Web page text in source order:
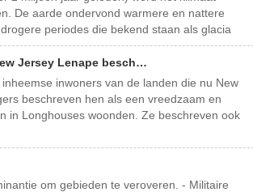
De aarde ondervond warmere en nattere
periodes die bekend staan ​​als glacia
Jersey Lenape besch…
inwoners van de landen die nu New
beschreven hen als een vreedzaam en
in Longhouses woonden. Ze beschreven ook
om gebieden te veroveren. - Militaire